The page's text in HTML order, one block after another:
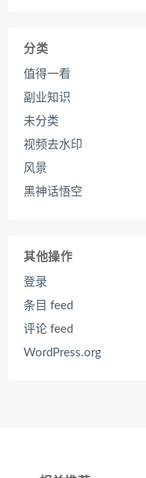
分类
值得一看
副业知识
未分类
视频去水印
风景
黑神话悟空
其他操作
登录
条目 feed
评论 feed
WordPress.org